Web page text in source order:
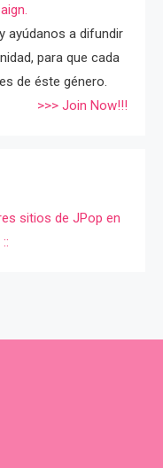
ayúdanos a difundir
para que cada
de éste género.
>>> Join Now!!!